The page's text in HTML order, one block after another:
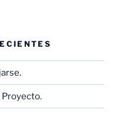
Proyecto.